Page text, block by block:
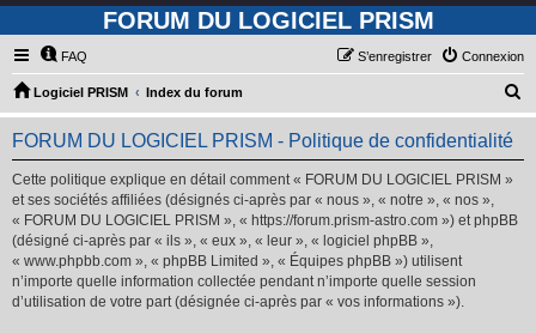
FORUM DU LOGICIEL PRISM
FAQ Connexion
S’enregistrer
Logiciel PRISM Index du forum
e
FORUM DU LOGICIEL PRISM - Politique de confidentialité
Cette politique explique en détail comment « FORUM DU LOGICIEL PRISM »
et ses sociétés affiliées (désignés ci-après par « nous », « notre », « nos »,
« FORUM DU LOGICIEL PRISM », « https://forum.prism-astro.com ») et phpBB
(désigné ci-après par « ils », « eux », « leur », « logiciel phpBB »,
« www.phpbb.com », « phpBB Limited », « Équipes phpBB ») utilisent
n’importe quelle information collectée pendant n’importe quelle session
d’utilisation de votre part (désignée ci-après par « vos informations »).